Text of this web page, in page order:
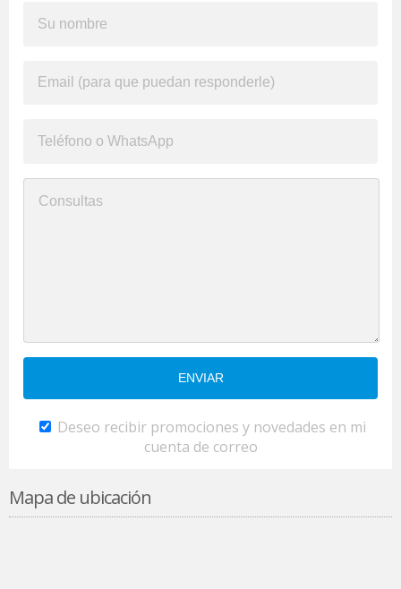
Deseo recibir promociones y novedades en mi
cuenta de correo
Mapa de ubicación